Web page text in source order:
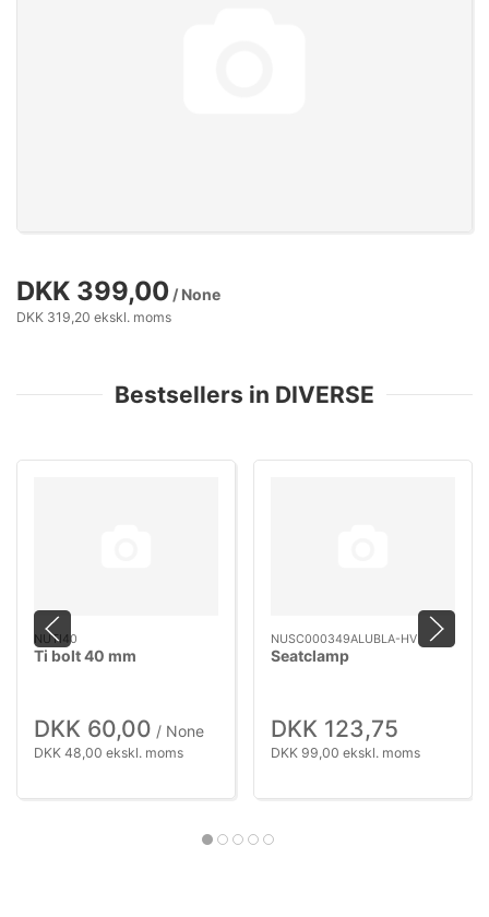
DKK 399,00 / None
DKK 319,20 ekskl. moms
Bestsellers in DIVERSE
NUTI40
Ti bolt 40 mm
DKK 60,00 / None
DKK 48,00 ekskl. moms
NUSC000349ALUBLA-HV
Seatclamp
DKK 123,75
DKK 99,00 ekskl. moms